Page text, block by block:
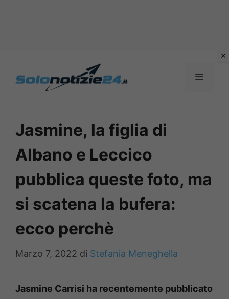
MENU
Jasmine, la figlia di
Albano e Leccico
pubblica queste foto, ma
si scatena la bufera:
ecco perchè
Marzo 7, 2022 di Stefania Meneghella
Jasmine Carrisi ha recentemente pubblicato